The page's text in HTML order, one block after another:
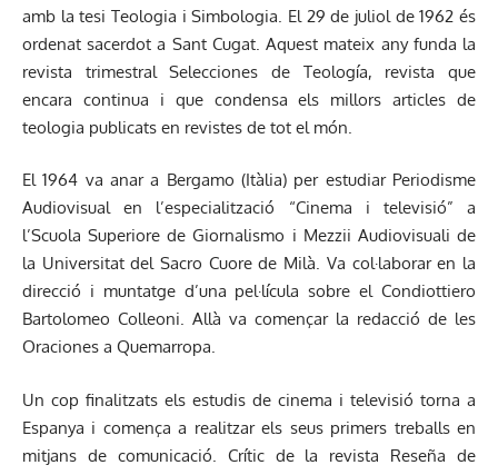
amb la tesi Teologia i Simbologia. El 29 de juliol de 1962 és
ordenat sacerdot a Sant Cugat. Aquest mateix any funda la
revista trimestral Selecciones de Teología, revista que
encara continua i que condensa els millors articles de
teologia publicats en revistes de tot el món.
El 1964 va anar a Bergamo (Itàlia) per estudiar Periodisme
Audiovisual en l’especialització “Cinema i televisió” a
l’Scuola Superiore de Giornalismo i Mezzii Audiovisuali de
la Universitat del Sacro Cuore de Milà. Va col·laborar en la
direcció i muntatge d’una pel·lícula sobre el Condiottiero
Bartolomeo Colleoni. Allà va començar la redacció de les
Oraciones a Quemarropa.
Un cop finalitzats els estudis de cinema i televisió torna a
Espanya i comença a realitzar els seus primers treballs en
mitjans de comunicació. Crític de la revista Reseña de